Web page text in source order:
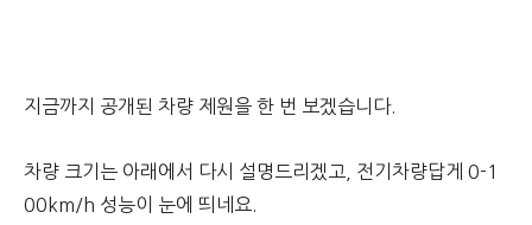
지금까지 공개된 차량 제원을 한 번 보겠습니다.
차량 크기는 아래에서 다시 설명드리겠고, 전기차량답게 0-1
00km/h 성능이 눈에 띄네요.